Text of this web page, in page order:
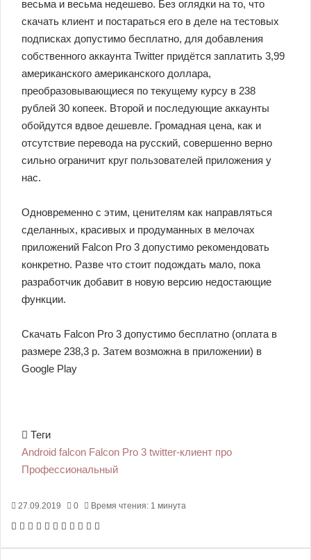
весьма и весьма недешево. Без оглядки на то, что
скачать клиент и постараться его в деле на тестовых
подписках допустимо бесплатно, для добавления
собственного аккаунта Twitter придётся заплатить 3,99
американского американского доллара,
преобразовывающиеся по текущему курсу в 238
рублей 30 копеек. Второй и последующие аккаунты
обойдутся вдвое дешевле. Громадная цена, как и
отсутствие перевода на русский, совершенно верно
сильно ограничит круг пользователей приложения у
нас.
Одновременно с этим, ценителям как направляться
сделанных, красивых и продуманных в мелочах
приложений Falcon Pro 3 допустимо рекомендовать
конкретно. Разве что стоит подождать мало, пока
разработчик добавит в новую версию недостающие
функции.
Скачать Falcon Pro 3 допустимо бесплатно (оплата в
размере 238,3 р. Затем возможна в приложении) в
Google Play
Теги
Android falcon Falcon Pro 3 twitter-клиент про
Профессиональный
27.09.2019 0 Время чтения: 1 минута
F X P В О M M W T V